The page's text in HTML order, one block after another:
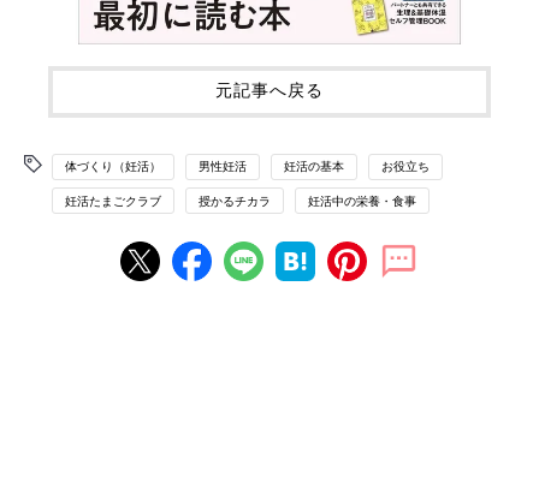
元記事へ戻る
体づくり（妊活） 男性妊活 妊活の基本 お役立ち
妊活たまごクラブ 授かるチカラ 妊活中の栄養・食事